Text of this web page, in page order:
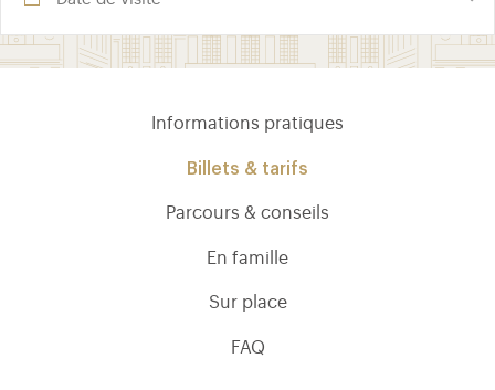
Visite section (FR)
Informations pratiques
Billets & tarifs
Parcours & conseils
En famille
Sur place
FAQ